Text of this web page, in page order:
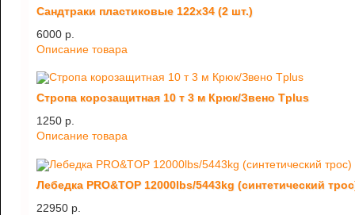
Сандтраки пластиковые 122х34 (2 шт.)
6000 p.
Описание товара
Стропа корозащитная 10 т 3 м Крюк/Звено Tplus
1250 p.
Описание товара
Лебедка PRO&TOP 12000lbs/5443kg (синтетический
22950 p.